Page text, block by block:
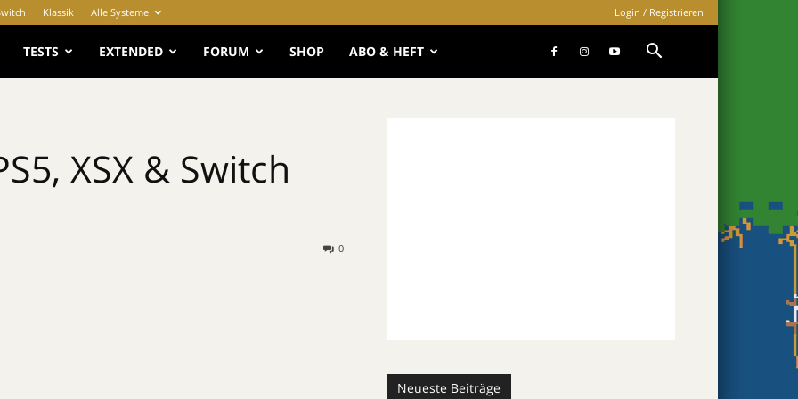
Klassik Alle Systeme Login / Registrieren
TESTS EXTENDED FORUM SHOP ABO & HEFT
XSX & Switch
0
Neueste Beiträge